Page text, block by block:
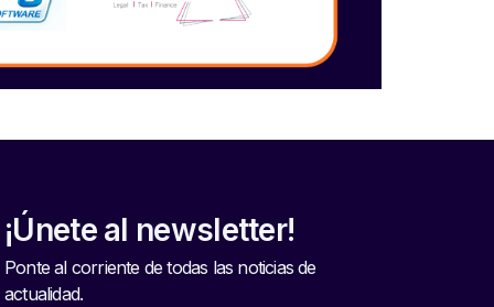
¡Únete al newsletter!
Ponte al corriente de todas las noticias de
actualidad.